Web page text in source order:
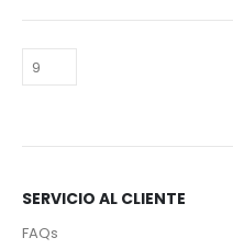
SERVICIO AL CLIENTE
FAQs